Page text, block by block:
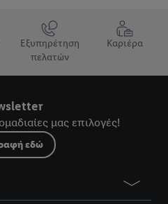
Εξυπηρέτηση
πελατών
Καριέρα
μας επιλογές!
εδώ